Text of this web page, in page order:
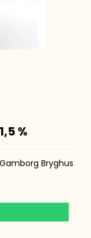
%
Bryghus